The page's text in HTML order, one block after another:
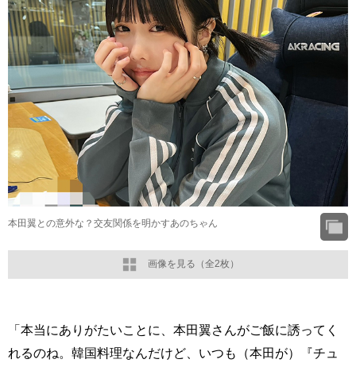
画像を見る（全2枚）
本田翼との意外な？交友関係を明かすあのちゃん
「本当にありがたいことに、本田翼さんがご飯に誘ってく
れるのね。韓国料理なんだけど、いつも（本田が）『チュ